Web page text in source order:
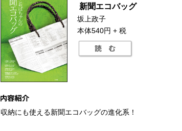
新聞エコバッグ
坂上政子
本体540円 + 税
収納にも使える新聞エコバッグの進化系！